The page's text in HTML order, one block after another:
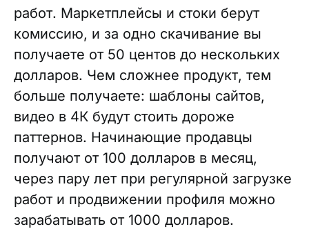
работ. Маркетплейсы и стоки берут
комиссию, и за одно скачивание вы
получаете от 50 центов до нескольких
долларов. Чем сложнее продукт, тем
больше получаете: шаблоны сайтов,
видео в 4К будут стоить дороже
паттернов. Начинающие продавцы
получают от 100 долларов в месяц,
через пару лет при регулярной загрузке
работ и продвижении профиля можно
зарабатывать от 1000 долларов.